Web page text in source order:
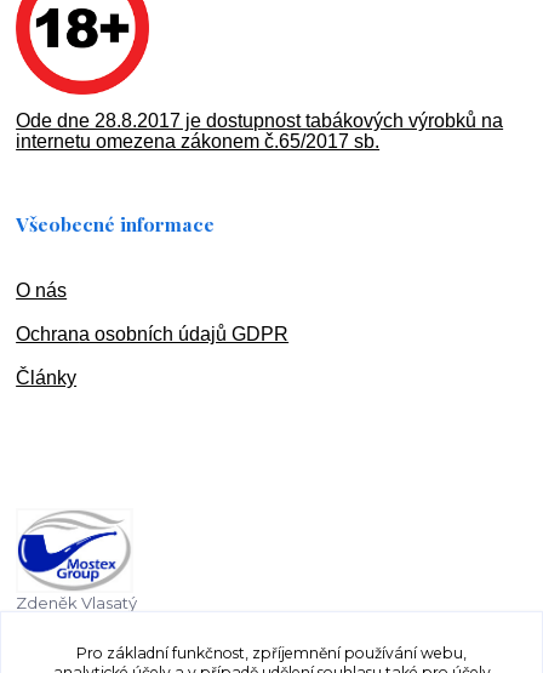
Ode dne 28.8.2017 je dostupnost tabákových výrobků na
internetu omezena zákonem č.65/2017 sb.
Všeobecné informace
O nás
Ochrana osobních údajů GDPR
Články
Zdeněk Vlasatý
Pro základní funkčnost, zpříjemnění používání webu,